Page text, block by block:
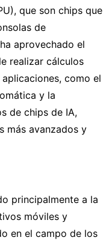
que son chips que
de
aprovechado el
realizar cálculos
como el
y la
de chips de IA,
más avanzados y
principalmente a la
móviles y
en el campo de los